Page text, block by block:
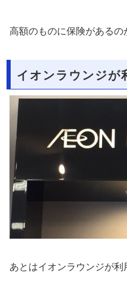
高額のものに保険があるの
イオンラウンジが
あとはイオンラウンジが利